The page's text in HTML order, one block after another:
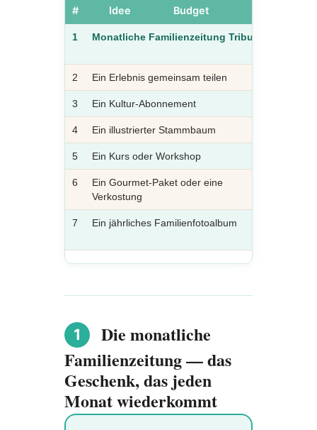
# Idee Budget
1 Monatliche Familienzeitung Tribu
2 Ein Erlebnis gemeinsam teilen
3 Ein Kultur-Abonnement
4 Ein illustrierter Stammbaum
5 Ein Kurs oder Workshop
6
Ein Gourmet-Paket oder eine
Verkostung
7 Ein jährliches Familienfotoalbum
1
Die monatliche
Familienzeitung — das
Geschenk, das jeden
Monat wiederkommt